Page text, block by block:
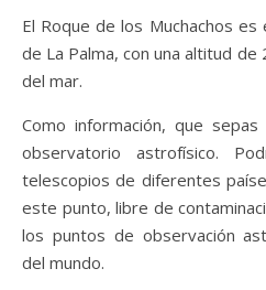
El Roque de los Muchachos
de La Palma, con una altitud
del mar.
Como información, que
observatorio astrofísico.
telescopios de diferentes
este punto, libre de
los puntos de observación
del mundo.